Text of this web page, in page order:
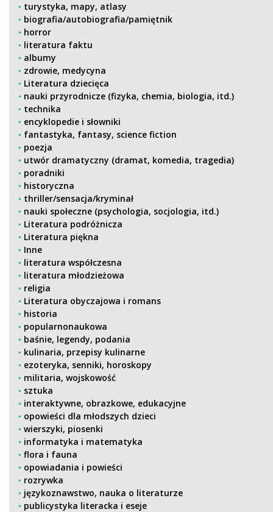
turystyka, mapy, atlasy
biografia/autobiografia/pamiętnik
horror
literatura faktu
albumy
zdrowie, medycyna
Literatura dziecięca
nauki przyrodnicze (fizyka, chemia, biologia, itd.)
technika
encyklopedie i słowniki
fantastyka, fantasy, science fiction
poezja
utwór dramatyczny (dramat, komedia, tragedia)
poradniki
historyczna
thriller/sensacja/kryminał
nauki społeczne (psychologia, socjologia, itd.)
Literatura podróżnicza
Literatura piękna
Inne
literatura współczesna
literatura młodzieżowa
religia
Literatura obyczajowa i romans
historia
popularnonaukowa
baśnie, legendy, podania
kulinaria, przepisy kulinarne
ezoteryka, senniki, horoskopy
militaria, wojskowość
sztuka
interaktywne, obrazkowe, edukacyjne
opowieści dla młodszych dzieci
wierszyki, piosenki
informatyka i matematyka
flora i fauna
opowiadania i powieści
rozrywka
językoznawstwo, nauka o literaturze
publicystyka literacka i eseje